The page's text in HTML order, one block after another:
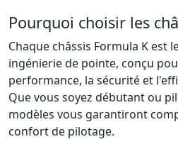
Pourquoi choisir les
Chaque châssis Formula K est
ingénierie de pointe, conçu
performance, la sécurité et
Que vous soyez débutant ou
modèles vous garantiront
confort de pilotage.